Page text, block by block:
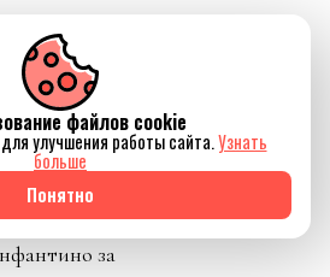
тоже
за
взятку и
лично
за
файлов cookie
улучшения работы сайта.Узнать
больше
Понятно